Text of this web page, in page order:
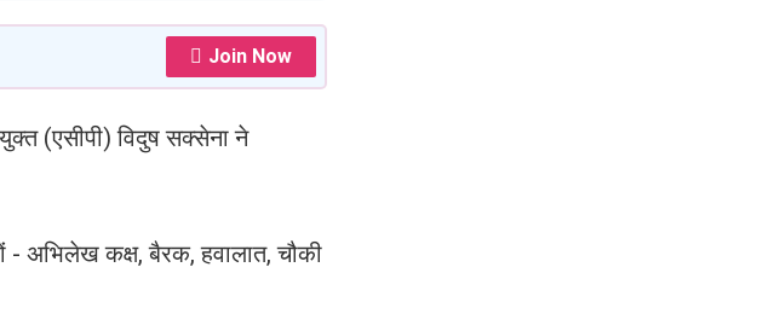
Join Now
(एसीपी) विदुष सक्सेना ने
- अभिलेख कक्ष, बैरक, हवालात, चौकी